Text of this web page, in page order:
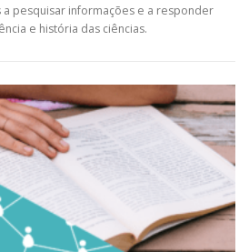
pesquisar informações e a responder
e história das ciências.